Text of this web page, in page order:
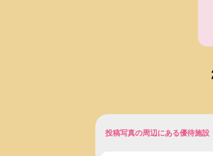
投稿写真の周辺にある優待施設